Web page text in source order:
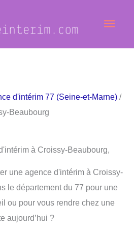
d'intérim 77 (Seine-et-Marne) /
Beaubourg
à Croissy-Beaubourg,
une agence d'intérim à Croissy-
le département du 77 pour une
ou pour vous rendre chez une
aujourd’hui ?